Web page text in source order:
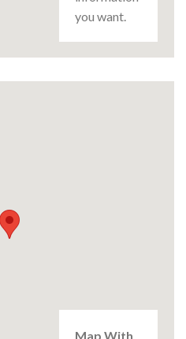
you want.
Map With